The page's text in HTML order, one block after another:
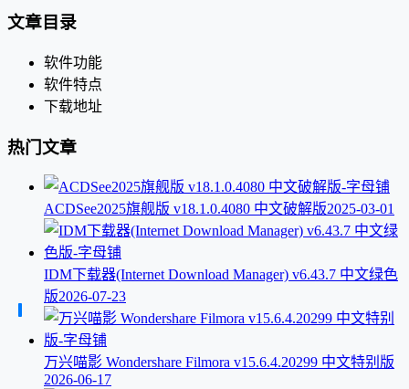
文章目录
软件功能
软件特点
下载地址
热门文章
ACDSee2025旗舰版 v18.1.0.4080 中文破解版2025-03-01
IDM下载器(Internet Download Manager) v6.43.7 中文绿色
版2026-07-23
万兴喵影 Wondershare Filmora v15.6.4.20299 中文特别版
2026-06-17